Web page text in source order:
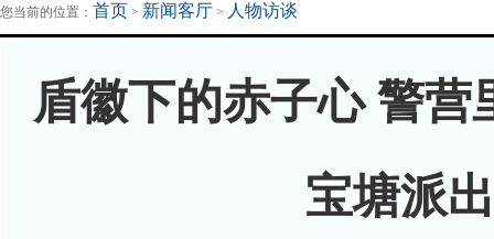
您当前的位置： 首页 > 新闻客厅 > 人物访谈
盾徽下的赤子心 警
宝塘派